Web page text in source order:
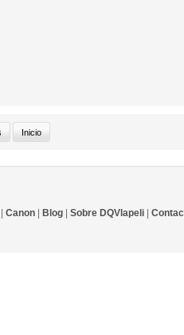
Canon Blog Sobre DQVlapeli